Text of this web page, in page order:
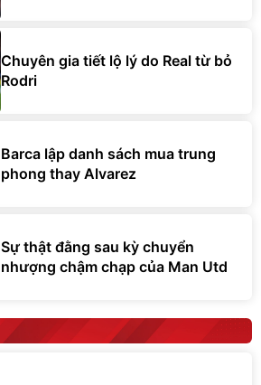
Chuyên gia tiết lộ lý do Real từ bỏ
Rodri
Barca lập danh sách mua trung
phong thay Alvarez
Sự thật đằng sau kỳ chuyển
nhượng chậm chạp của Man Utd